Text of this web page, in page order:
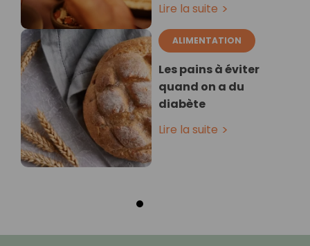
Lire la suite
ALIMENTATION
Les pains à éviter
quand on a du
diabète
Lire la suite